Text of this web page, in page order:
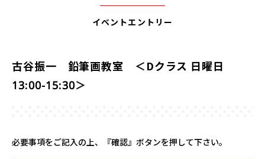
イベントエントリー
古谷振一 鉛筆画教室 ＜Dクラス 日曜日
13:00-15:30＞
必要事項をご記入の上、『確認』ボタンを押して下さい。